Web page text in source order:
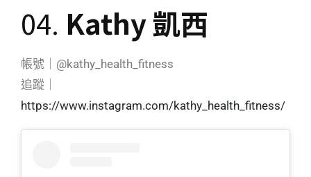
04. Kathy 凱西
帳號｜@kathy_health_fitness
追蹤｜
https://www.instagram.com/kathy_health_fitness/